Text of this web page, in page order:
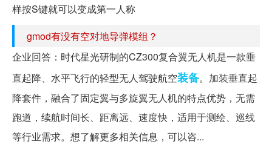
样按S键就可以变成第一人称
gmod有没有空对地导弹模组？
企业回答：时代星光研制的CZ300复合翼无人机是一款垂
直起降、水平飞行的轻型无人驾驶航空装备。加装垂直起
降套件，融合了固定翼与多旋翼无人机的特点优势，无需
跑道，续航时间长、距离远、速度快，适用于测绘、巡线
等行业需求。想了解更多相关信息，可以咨...